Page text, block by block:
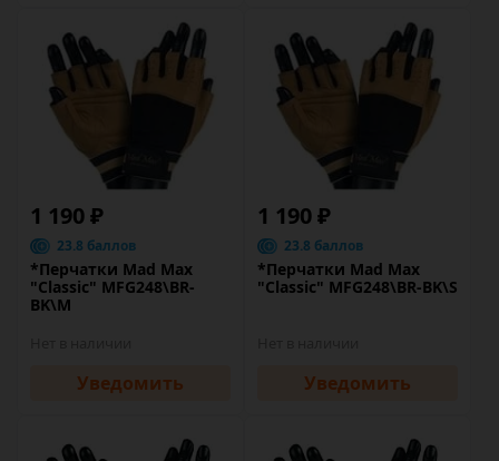
1 190 ₽
23.8 баллов
*Перчатки Mad Max
"Classic" MFG248\BR-
BK\M
Уведомить
1 190 ₽
23.8 баллов
*Перчатки Mad Max
"Classic" MFG248\BR-BK\S
Уведомить